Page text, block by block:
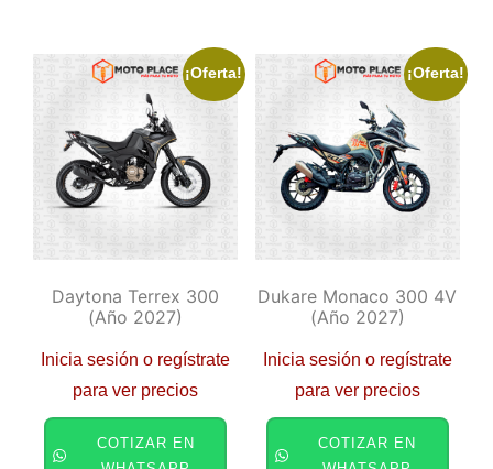
¡Oferta!
Daytona Terrex 300
(año 2027)
Inicia sesión o regístrate
para ver precios
WHATSAPP
¡Oferta!
Dukare Monaco 300 4V
(año 2027)
Inicia sesión o regístrate
para ver precios
WHATSAPP